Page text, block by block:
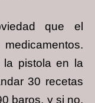
que el
la pistola en la
30 recetas
baros, y si no,